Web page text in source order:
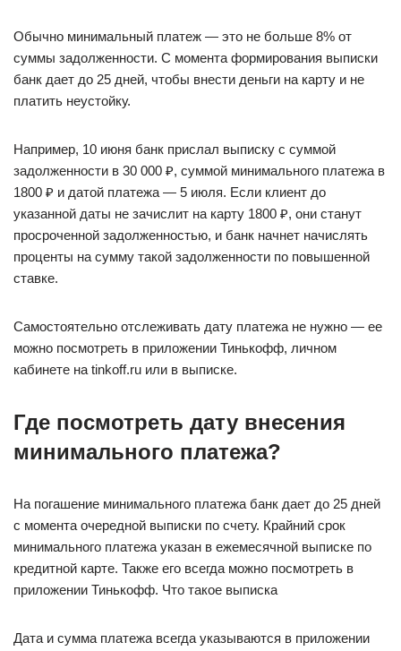
Обычно минимальный платеж — это не больше 8% от
суммы задолженности. С момента формирования выписки
банк дает до 25 дней, чтобы внести деньги на карту и не
платить неустойку.
Например, 10 июня банк прислал выписку с суммой
задолженности в 30 000 ₽, суммой минимального платежа в
1800 ₽ и датой платежа — 5 июля. Если клиент до
указанной даты не зачислит на карту 1800 ₽, они станут
просроченной задолженностью, и банк начнет начислять
проценты на сумму такой задолженности по повышенной
ставке.
Самостоятельно отслеживать дату платежа не нужно — ее
можно посмотреть в приложении Тинькофф, личном
кабинете на tinkoff.ru или в выписке.
Где посмотреть дату внесения
минимального платежа?
На погашение минимального платежа банк дает до 25 дней
с момента очередной выписки по счету. Крайний срок
минимального платежа указан в ежемесячной выписке по
кредитной карте. Также его всегда можно посмотреть в
приложении Тинькофф. Что такое выписка
Дата и сумма платежа всегда указываются в приложении